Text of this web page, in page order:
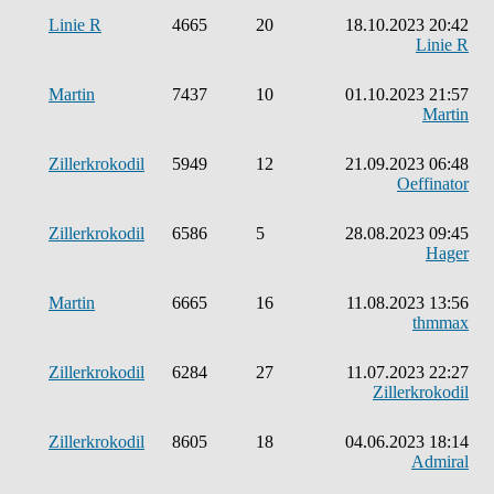
Linie R 4665 20
18.10.2023 20:42
Linie R
Martin 7437 10
01.10.2023 21:57
Martin
Zillerkrokodil 5949 12
21.09.2023 06:48
Oeffinator
Zillerkrokodil 6586 5
28.08.2023 09:45
Hager
Martin 6665 16
11.08.2023 13:56
thmmax
Zillerkrokodil 6284 27
11.07.2023 22:27
Zillerkrokodil
Zillerkrokodil 8605 18
04.06.2023 18:14
Admiral